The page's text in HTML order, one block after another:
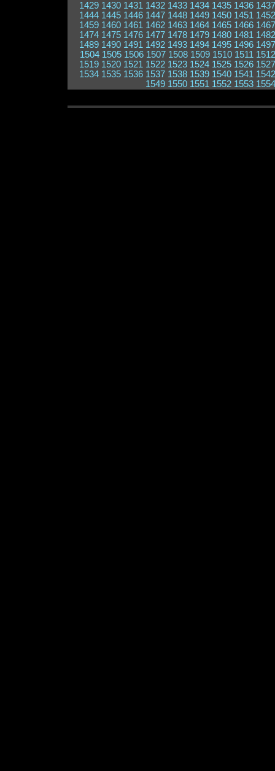
1429 1430 1431 1432 1433 1434 1435 1436 1437
1444 1445 1446 1447 1448 1449 1450 1451 1452
1459 1460 1461 1462 1463 1464 1465 1466 1467
1474 1475 1476 1477 1478 1479 1480 1481 1482
1489 1490 1491 1492 1493 1494 1495 1496 1497
1504 1505 1506 1507 1508 1509 1510 1511 1512
1519 1520 1521 1522 1523 1524 1525 1526 1527
1534 1535 1536 1537 1538 1539 1540 1541 1542
1549 1550 1551 1552 1553 1554